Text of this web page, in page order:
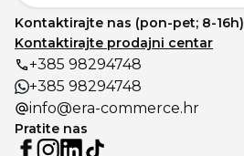
Kontaktirajte nas (pon-pet; 8-16h)
Kontaktirajte prodajni centar
+385 98294748
+385 98294748
info@era-commerce.hr
Pratite nas